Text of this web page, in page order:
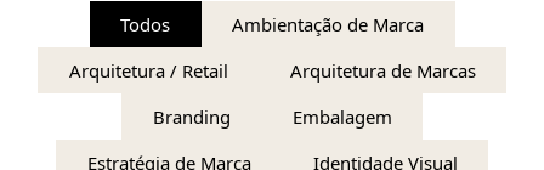
Todos
Ambientação de Marca
Arquitetura / Retail
Arquitetura de Marcas
Branding
Embalagem
Estratégia de Marca
Identidade Visual